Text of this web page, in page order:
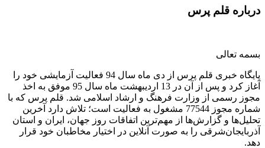
درباره قلم پرس
بسمه تعالی
پایگاه خبری قلم پرس از دی ماه سال 94 فعالیت آزمایشی خود را
آغاز کرد و پس از آن در 13 اردیبهشت ماه سال 95 موفق به اخذ
مجوز رسمی از وزارت فرهنگ و ارشاد اسلامی شد. قلم پرس که با
شماره مجوز 77544 مشغول به فعالیت است؛ تلاش دارد آخرین
تحلیل‌ها و گزارش‌ها از مهم‌ترین اتفاقات روز جهان، ایران و استان
آذربایجان‌شرقی را به صورت آنلاین در اختیار مخاطبان خود قرار
دهد.